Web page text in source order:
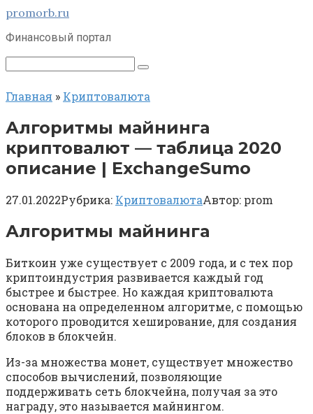
Перейти
контенту
promorb.ru
Финансовый портал
Поиск:
Главная » Криптовалюта
Алгоритмы майнинга
криптовалют — таблица 2020
описание | ExchangeSumo
27.01.2022Рубрика: КриптовалютаАвтор: prom
Алгоритмы майнинга
Биткоин уже существует с 2009 года, и с тех пор
криптоиндустрия развивается каждый год
быстрее и быстрее. Но каждая криптовалюта
основана на определенном алгоритме, с помощью
которого проводится хеширование, для создания
блоков в блокчейн.
Из-за множества монет, существует множество
способов вычислений, позволяющие
поддерживать сеть блокчейна, получая за это
награду, это называется майнингом.